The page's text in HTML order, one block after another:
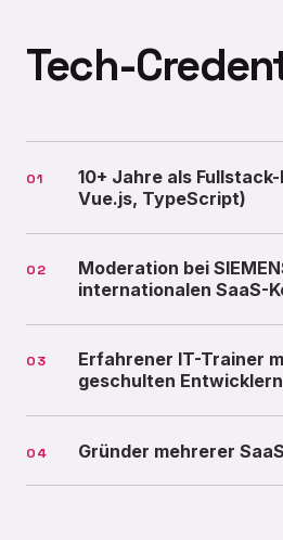
Tech-
01
10+ Jahre als
Vue.js, TypeScript)
02
Moderation bei
internationalen SaaS-
03
Erfahrener IT-Trainer
geschulten Entwicklern
04 Gründer mehrerer